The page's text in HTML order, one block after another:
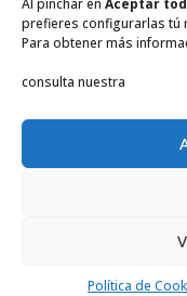
prefieres configurarlas tú
Para obtener más
consulta nuestra
Política de
equipo para
ayudarlo a